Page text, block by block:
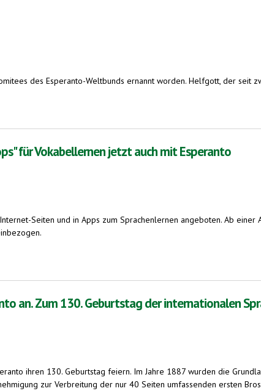
des Esperanto-Weltbunds ernannt worden. Helfgott, der seit
Weltbunds. Inhaber einer Humboldt-Professur in Göttingen und Experte für
für Vokabellernen jetzt auch mit Esperanto
Seiten und in Apps zum Sprachenlernen angeboten. Ab
jetzt auch mit Esperanto
an. Zum 130. Geburtstag der internationalen
ihren 130. Geburtstag feiern. Im Jahre 1887 wurden die
zur Verbreitung der nur 40 Seiten umfassenden ersten